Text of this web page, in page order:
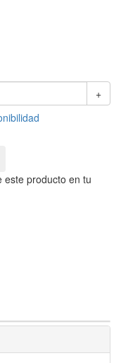
+
este producto en tu